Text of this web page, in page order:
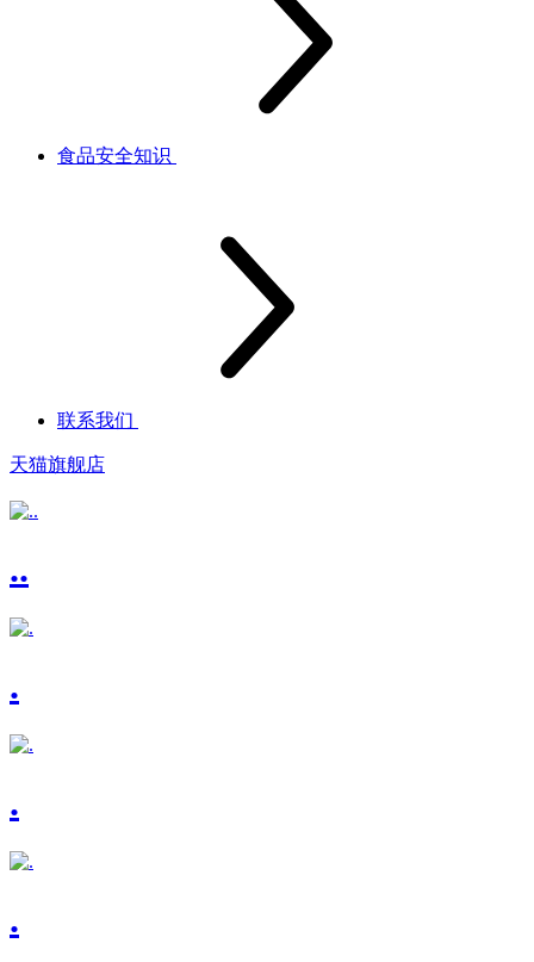
食品安全知识
联系我们
天猫旗舰店
..
.
.
.